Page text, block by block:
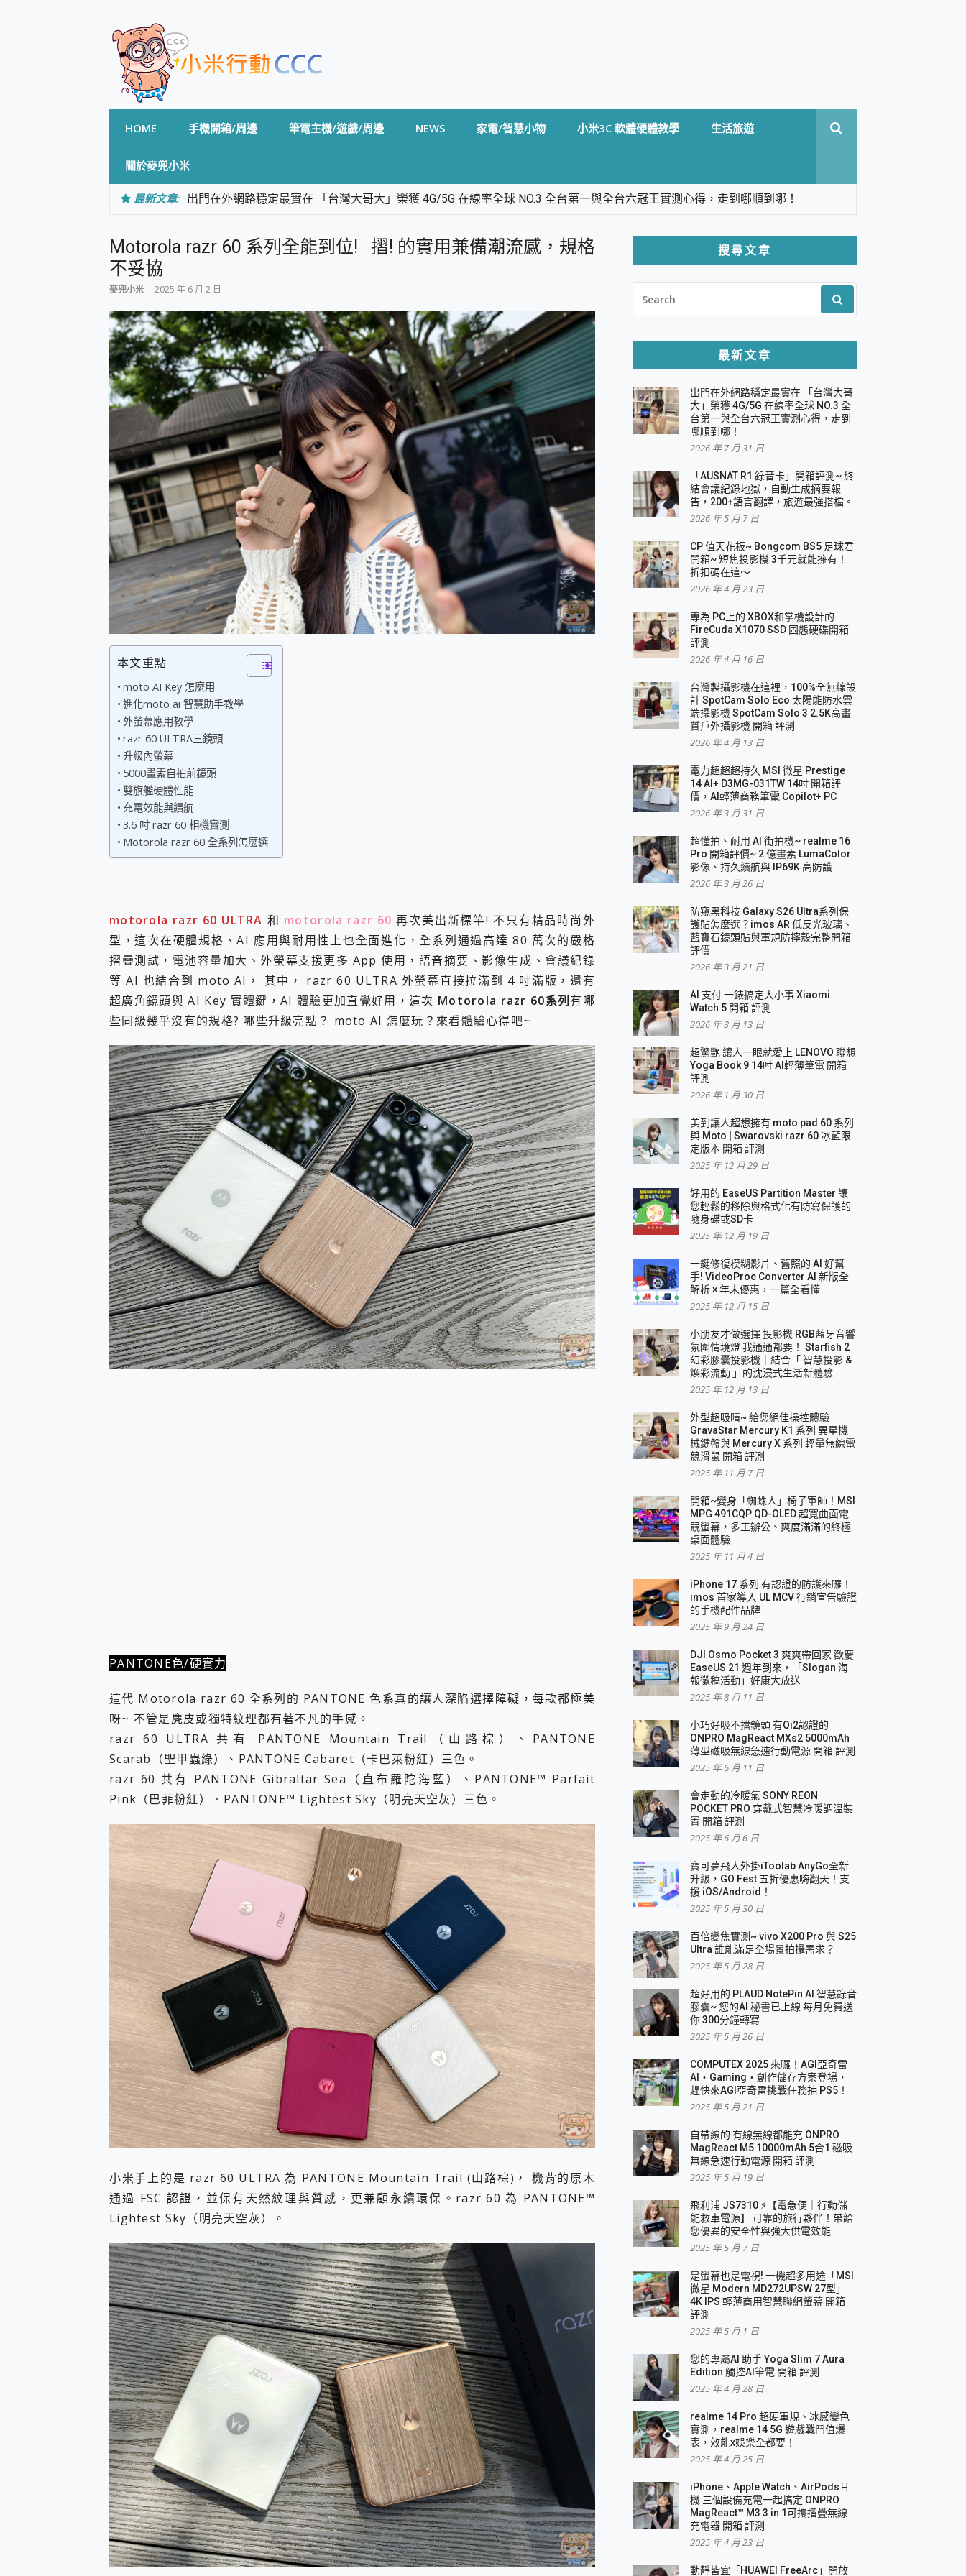
HOME 手機開箱/周邊 筆電主機/遊戲/周邊 NEWS 家電/智慧小物 小米3C 軟體硬體教學 生活旅遊
關於麥兜小米
最新文章: 出門在外網路穩定最實在 「台灣大哥大」榮獲 4G/5G 在線率全球 NO.3 全台第一與全台六冠王實測心得，走到哪順到哪！
專為 PC上的 XBOX和掌機設計的 FireCuda X1070 SSD 固態硬碟開箱 評測
台灣製攝影機在這裡，100%全無線設計 SpotCam Solo Eco 太陽能防水雲端攝影機 SpotCam Solo 3 2.5K高畫質戶外攝影機 開箱 評
電力超超超持久 MSI 微星 Prestige 14 AI+ D3MG-031TW 14吋 開箱評價，AI輕薄商務筆電 Copilot+ PC
超懂拍、耐用 AI 街拍機~ realme 16 Pro 開箱評價~ 2 億畫素 LumaColor 影像、持久續航與 IP69K 高防護
防窺黑科技 Galaxy S26 Ultra系列保護貼怎麼選？imos AR 低反光玻璃、藍寶石鏡頭貼與軍規防摔殼完整開箱評價
AI 支付 一錶搞定大小事 Xiaomi Watch 5 開箱 評測
超驚艷 讓人一眼就愛上 LENOVO 聯想 Yoga Book 9 14吋 AI輕薄筆電 開箱 評測
美到讓人超想擁有 moto pad 60 系列 與 Moto | Swarovski razr 60 冰藍限定版本 開箱 評測
好用的 EaseUS Partition Master 讓您輕鬆的移除與格式化有防寫保護的隨身碟或SD卡
一鍵修復模糊影片、舊照的 AI 好幫手! VideoProc Converter AI 新版全解析 × 年末優惠，一篇全看懂
小朋友才做選擇 投影機 RGB藍牙音響 氛圍情境燈 我通通都要！ Starfish 2 幻彩膠囊投影機｜結合「 智慧投影 & 煥彩流動 」的沈浸
式生活新體驗
外型超吸晴~ 給您絕佳操控體驗 GravaStar Mercury K1 系列 異星機械鍵盤與 Mercury X 系列 輕量無線電競滑鼠 開箱 評測
開箱~變身「蜘蛛人」椅子軍師！MSI MPG 491CQP QD-OLED 超寬曲面電競螢幕，多工辦公、爽度滿滿的終極桌面體驗
iPhone 17 系列 有認證的防護來囉！ imos 首家導入 UL MCV 行銷宣告驗證的手機配件品牌
DJI Osmo Pocket 3 爽爽帶回家 歡慶 EaseUS 21 週年到來，「Slogan 海報徵稿活動」好康大放送
小巧好吸不擋鏡頭 有Qi2認證的 ONPRO MagReact MXs2 5000mAh薄型磁吸無線急速行動電源 開箱 評測
會走動的冷暖氣 SONY REON POCKET PRO 穿戴式智慧冷暖調溫裝置 開箱 評測
寶可夢飛人外掛iToolab AnyGo全新升級，GO Fest 五折優惠嗨翻天！支援 iOS/Android！
百倍變焦實測~ vivo X200 Pro 與 S25 Ultra 誰能滿足全場景拍攝需求？
超好用的 PLAUD NotePin AI 智慧錄音膠囊~ 您的AI 秘書已上線 每月免費送你 300分鐘轉寫
COMPUTEX 2025 來囉！AGI亞奇雷 AI・Gaming・創作儲存方案登場，趕快來AGI亞奇雷挑戰任務抽 PS5！
自帶線的 有線無線都能充 ONPRO MagReact M5 10000mAh 5合1 磁吸無線急速行動電源 開箱 評測
飛利浦 JS7310 ⚡【電急便｜行動儲能救車電源】 可靠的旅行夥伴！帶給您優異的安全性與強大供電效能
是螢幕也是電視! 一機超多用途「MSI微星 Modern MD272UPSW 27型」 4K IPS 輕薄商用智慧聯網螢幕 開箱 評測
您的專屬AI 助手 Yoga Slim 7 Aura Edition 觸控AI筆電 開箱 評測
realme 14 Pro 超硬軍規、冰感變色實測，realme 14 5G 遊戲戰鬥值爆表，效能x娛樂全都要！
iPhone、Apple Watch、AirPods耳機 三個設備充電一起搞定 ONPRO MagReact™ M3 3 in 1可攜摺疊無線充電器 開箱 評測
動靜皆宜「HUAWEI FreeArc」開放式耳掛耳機，無感配戴! 超穩超服貼，音質、通話也很優質
好玩好拍 vivo V50 ~ 口袋裡的 Zeiss 潮流攝影棚!
25種洗烘模式一機搞定! Roborock 衣莉莎白 H1 Neo分子篩洗脫烘 AI 滾筒洗衣機
B&O 精品級音響! Home+ 中嘉寬頻 SoundBox 劇院串流盒 開箱 評測
2億 APO蔡司長焦神機降臨~ vivo X200 Pro、vivo X200 就是這麼好拍
EaseUS Vocal Remover 免費線上去聲器一鍵去除人聲 人聲 音樂分離 2024 消除人聲推薦
3 個超值 MHN 飛人工具分享~~ iToolab AnyGo 魔物獵人 Now飛人 ios教學 不出門也可以到處走
Locawhere AnyTo 寶可夢飛人 AnyTo 不出門也可以飛遍全世界
小體積 40000mAh 超大容量 一次充5個設備 充好充滿 CUKTECH 酷態科 300W 微型充電站 開箱 評測
97.3% 恢復率，資料救援就是這麼簡單 EaseUS Data Recovery Wizard Free 18.0.0 業界最好的資料救援軟體
Xiaomi 14 Ultra 開箱 評測~ 有深度的 Leica 影像旗艦手機! 加碼小旗艦 Xiaomi 14 開箱 評測
vivo TWS 3e 真無線藍牙耳機智慧降噪升級、音質明亮溫潤，並支援雙設備連接~
MSI Claw 掌機專屬配件包 來囉 完美保護 MSI Claw A1M-026TW 電競掌機
人像旗艦 vivo V30 系列 開箱 評測! 首搭蔡司光學鏡頭、攝影棚級柔光環、拍攝功能最好玩的美拍神機 vivo V30 Pro
多個願望一次滿足 超強散熱 微星 MSI Claw A1M-026TW 電競掌機 開箱 評測
一吸完美對位 擁有超強吸力與超好用的隱磁支架 O-ONE MAG 最會吸的行動電源 開箱 評測
OPPO 哈蘇 300mm 專業增距鏡實測：Find X9 Ultra 光學長焦隨手拍，紀錄生活就是這麼簡單
Motorola edge 70 pro 及 moto g37 power上市，登錄在送飛利浦氣炸鍋
ASUS Pad 全面應援 Me Time，加碼愛奇藝黃金雙周卡體驗，專案價最低 NT$0 起
Motorola razr 60 系列全能到位! 摺! 的實用兼備潮流感，規格
不妥協
麥兜小米 2025 年 6 月 2 日
本文重點
moto AI Key 怎麼用
進化moto ai 智慧助手教學
外螢幕應用教學
razr 60 ULTRA三鏡頭
升級內螢幕
5000畫素自拍前鏡頭
雙旗艦硬體性能
充電效能與續航
3.6 吋 razr 60 相機實測
Motorola razr 60 全系列怎麼選
motorola razr 60 ULTRA 和 motorola razr 60 再次美出新標竿! 不只有精品時尚外
型，這次在硬體規格、AI 應用與耐用性上也全面進化，全系列通過高達 80 萬次的嚴格
摺疊測試，電池容量加大、外螢幕支援更多 App 使用，語音摘要、影像生成、會議紀錄
等 AI 也結合到 moto AI， 其中， razr 60 ULTRA 外螢幕直接拉滿到 4 吋滿版，還有
超廣角鏡頭與 AI Key 實體鍵，AI 體驗更加直覺好用，這次 Motorola razr 60系列有哪
些同級幾乎沒有的規格? 哪些升級亮點？ moto AI 怎麼玩？來看體驗心得吧~
PANTONE色/硬實力
這代 Motorola razr 60 全系列的 PANTONE 色系真的讓人深陷選擇障礙，每款都極美
呀~ 不管是麂皮或獨特紋理都有著不凡的手感。
razr 60 ULTRA 共有 PANTONE Mountain Trail（山路棕）、PANTONE
Scarab（聖甲蟲綠）、PANTONE Cabaret（卡巴萊粉紅）三色。
razr 60 共有 PANTONE Gibraltar Sea（直布羅陀海藍）、PANTONE™ Parfait
Pink（巴菲粉紅）、PANTONE™ Lightest Sky（明亮天空灰）三色。
小米手上的是 razr 60 ULTRA 為 PANTONE Mountain Trail (山路棕)， 機背的原木
通過 FSC 認證，並保有天然紋理與質感，更兼顧永續環保。razr 60 為 PANTONE™
Lightest Sky（明亮天空灰）。
搜尋文章
FOR:
最新文章
出門在外網路穩定最實在 「台灣大哥
大」榮獲 4G/5G 在線率全球 NO.3 全
台第一與全台六冠王實測心得，走到
哪順到哪！
2026 年 7 月 31 日
「AUSNAT R1 錄音卡」開箱評測~ 終
結會議紀錄地獄，自動生成摘要報
告，200+語言翻譯，旅遊最強搭檔。
2026 年 5 月 7 日
CP 值天花板~ Bongcom BS5 足球君
開箱~ 短焦投影機 3千元就能擁有！
折扣碼在這～
2026 年 4 月 23 日
專為 PC上的 XBOX和掌機設計的
FireCuda X1070 SSD 固態硬碟開箱
評測
2026 年 4 月 16 日
台灣製攝影機在這裡，100%全無線設
計 SpotCam Solo Eco 太陽能防水雲
端攝影機 SpotCam Solo 3 2.5K高畫
質戶外攝影機 開箱 評測
2026 年 4 月 13 日
電力超超超持久 MSI 微星 Prestige
14 AI+ D3MG-031TW 14吋 開箱評
價，AI輕薄商務筆電 Copilot+ PC
2026 年 3 月 31 日
超懂拍、耐用 AI 街拍機~ realme 16
Pro 開箱評價~ 2 億畫素 LumaColor
影像、持久續航與 IP69K 高防護
2026 年 3 月 26 日
防窺黑科技 Galaxy S26 Ultra系列保
護貼怎麼選？imos AR 低反光玻璃、
藍寶石鏡頭貼與軍規防摔殼完整開箱
評價
2026 年 3 月 21 日
AI 支付 一錶搞定大小事 Xiaomi
Watch 5 開箱 評測
2026 年 3 月 13 日
超驚艷 讓人一眼就愛上 LENOVO 聯想
Yoga Book 9 14吋 AI輕薄筆電 開箱
評測
2026 年 1 月 30 日
美到讓人超想擁有 moto pad 60 系列
與 Moto | Swarovski razr 60 冰藍限
定版本 開箱 評測
2025 年 12 月 29 日
好用的 EaseUS Partition Master 讓
您輕鬆的移除與格式化有防寫保護的
隨身碟或SD卡
2025 年 12 月 19 日
一鍵修復模糊影片、舊照的 AI 好幫
手! VideoProc Converter AI 新版全
解析 × 年末優惠，一篇全看懂
2025 年 12 月 15 日
小朋友才做選擇 投影機 RGB藍牙音響
氛圍情境燈 我通通都要！ Starfish 2
幻彩膠囊投影機｜結合「 智慧投影 &
煥彩流動 」的沈浸式生活新體驗
2025 年 12 月 13 日
外型超吸晴~ 給您絕佳操控體驗
GravaStar Mercury K1 系列 異星機
械鍵盤與 Mercury X 系列 輕量無線電
競滑鼠 開箱 評測
2025 年 11 月 7 日
開箱~變身「蜘蛛人」椅子軍師！MSI
MPG 491CQP QD-OLED 超寬曲面電
競螢幕，多工辦公、爽度滿滿的終極
桌面體驗
2025 年 11 月 4 日
iPhone 17 系列 有認證的防護來囉！
imos 首家導入 UL MCV 行銷宣告驗證
的手機配件品牌
2025 年 9 月 24 日
DJI Osmo Pocket 3 爽爽帶回家 歡慶
EaseUS 21 週年到來，「Slogan 海
報徵稿活動」好康大放送
2025 年 8 月 11 日
小巧好吸不擋鏡頭 有Qi2認證的
ONPRO MagReact MXs2 5000mAh
薄型磁吸無線急速行動電源 開箱 評測
2025 年 6 月 11 日
會走動的冷暖氣 SONY REON
POCKET PRO 穿戴式智慧冷暖調溫裝
置 開箱 評測
2025 年 6 月 6 日
寶可夢飛人外掛iToolab AnyGo全新
升級，GO Fest 五折優惠嗨翻天！支
援 iOS/Android！
2025 年 5 月 30 日
百倍變焦實測~ vivo X200 Pro 與 S25
Ultra 誰能滿足全場景拍攝需求？
2025 年 5 月 28 日
超好用的 PLAUD NotePin AI 智慧錄音
膠囊~ 您的AI 秘書已上線 每月免費送
你 300分鐘轉寫
2025 年 5 月 26 日
COMPUTEX 2025 來囉！AGI亞奇雷
AI・Gaming・創作儲存方案登場，
趕快來AGI亞奇雷挑戰任務抽 PS5！
2025 年 5 月 21 日
自帶線的 有線無線都能充 ONPRO
MagReact M5 10000mAh 5合1 磁吸
無線急速行動電源 開箱 評測
2025 年 5 月 19 日
飛利浦 JS7310 ⚡【電急便｜行動儲
能救車電源】 可靠的旅行夥伴！帶給
您優異的安全性與強大供電效能
2025 年 5 月 7 日
是螢幕也是電視! 一機超多用途「MSI
微星 Modern MD272UPSW 27型」
4K IPS 輕薄商用智慧聯網螢幕 開箱
評測
2025 年 5 月 1 日
您的專屬AI 助手 Yoga Slim 7 Aura
Edition 觸控AI筆電 開箱 評測
2025 年 4 月 28 日
realme 14 Pro 超硬軍規、冰感變色
實測，realme 14 5G 遊戲戰鬥值爆
表，效能x娛樂全都要！
2025 年 4 月 25 日
iPhone、Apple Watch、AirPods耳
機 三個設備充電一起搞定 ONPRO
MagReact™ M3 3 in 1可攜摺疊無線
充電器 開箱 評測
2025 年 4 月 23 日
動靜皆宜「HUAWEI FreeArc」開放